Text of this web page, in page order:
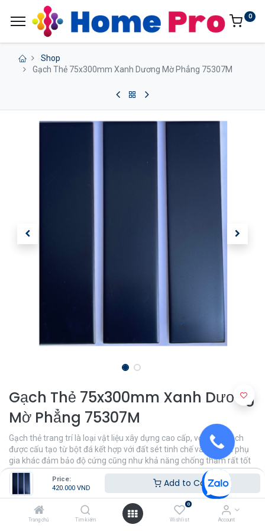
Price:
420.000 VND Add to Cart
Trang chủ Tìm kiếm
0
Wishlist Account
0
Shop
Gạch Thẻ 75x300mm Xanh Dương Mờ Phẳng 75307M
Gạch Thẻ 75x300mm Xanh Dương
Mờ Phẳng 75307M
Gạch thẻ trang trí là loại vật liệu xây dựng cao cấp, với thân gạch
được cấu tạo từ bột đá kết hợp với đất sét tinh chế và các loại phụ
gia khác đảm bảo độ cứng cũng như khả năng chống thấm rất tốt
cho sản phẩm.
420.000VND